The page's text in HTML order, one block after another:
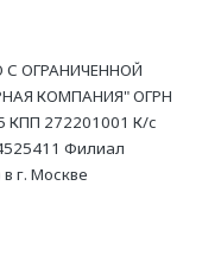
С ОГРАНИЧЕННОЙ
КОМПАНИЯ" ОГРН
КПП 272201001 К/с
Филиал
г. Москве